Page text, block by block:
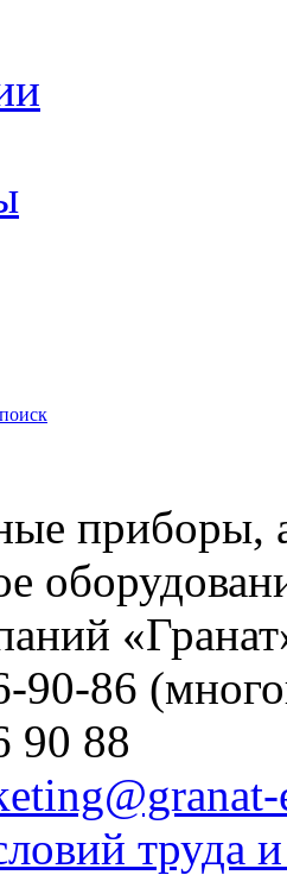
поиск
приборы,
90-86
90 88
труда